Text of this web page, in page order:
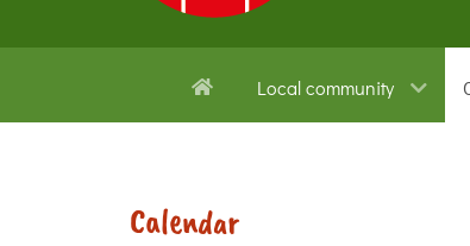
Local community
Calendar